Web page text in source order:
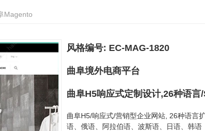
Magento
风格编号: EC-MAG-1820
曲阜境外电商平台
曲阜H5响应式定制设计,26种语言
曲阜H5/响应式/营销型企业网站, 26种语言
语、俄语、阿拉伯语、波斯语、日语、韩